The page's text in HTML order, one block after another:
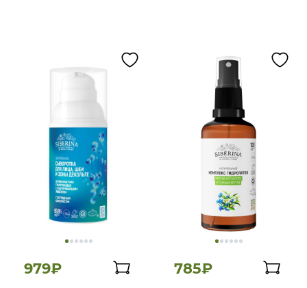
979₽ 785₽